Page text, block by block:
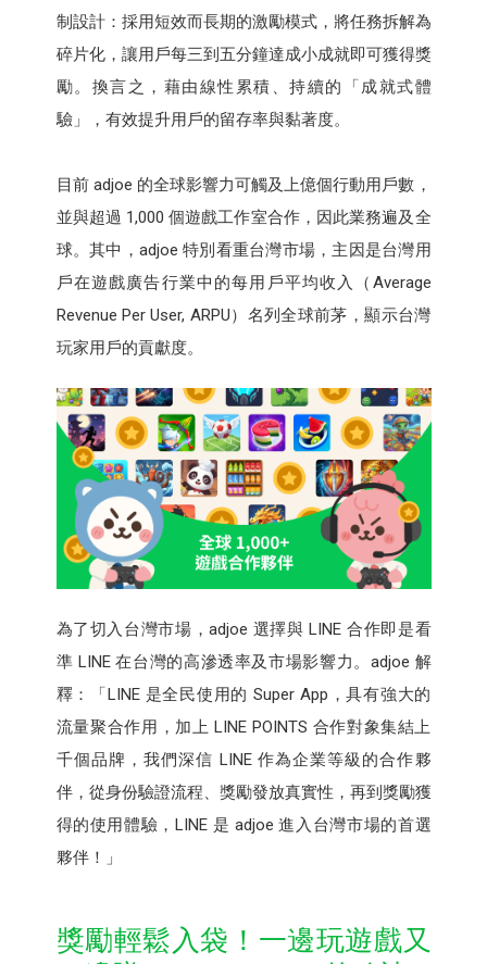
制設計：採用短效而長期的激勵模式，將任務拆解為
碎片化，讓用戶每三到五分鐘達成小成就即可獲得獎
勵。換言之，藉由線性累積、持續的「成就式體
驗」，有效提升用戶的留存率與黏著度。
目前 adjoe 的全球影響力可觸及上億個行動用戶數，
並與超過 1,000 個遊戲工作室合作，因此業務遍及全
球。其中，adjoe 特別看重台灣市場，主因是台灣用
戶在遊戲廣告行業中的每用戶平均收入（Average
Revenue Per User, ARPU）名列全球前茅，顯示台灣
玩家用戶的貢獻度。
為了切入台灣市場，adjoe 選擇與 LINE 合作即是看
準 LINE 在台灣的高滲透率及市場影響力。adjoe 解
釋：「LINE 是全民使用的 Super App，具有強大的
流量聚合作用，加上 LINE POINTS 合作對象集結上
千個品牌，我們深信 LINE 作為企業等級的合作夥
伴，從身份驗證流程、獎勵發放真實性，再到獎勵獲
得的使用體驗，LINE 是 adjoe 進入台灣市場的首選
夥伴！」
獎勵輕鬆入袋！一邊玩遊戲又